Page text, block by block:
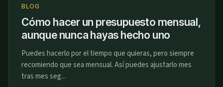
BLOG
Cómo hacer un presupuesto mensual,
aunque nunca hayas hecho uno
Puedes hacerlo por el tiempo que quieras, pero siempre
recomiendo que sea mensual. Así puedes ajustarlo mes
tras mes seg...